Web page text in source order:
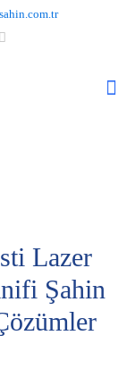
Lazer
Şahin